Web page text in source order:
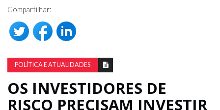
Compartilhar:
POLÍTICA E ATUALIDADES
OS INVESTIDORES DE
RISCO PRECISAM INVESTIR